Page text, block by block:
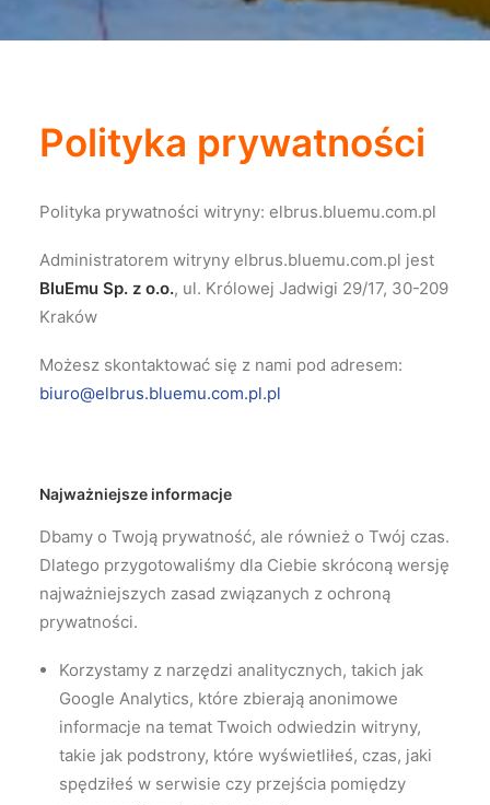
Polityka prywatności
Polityka prywatności witryny: elbrus.bluemu.com.pl
Administratorem witryny elbrus.bluemu.com.pl jest
BluEmu Sp. z o.o., ul. Królowej Jadwigi 29/17, 30-209
Kraków
Możesz skontaktować się z nami pod adresem:
biuro@elbrus.bluemu.com.pl.pl
Najważniejsze informacje
Dbamy o Twoją prywatność, ale również o Twój czas.
Dlatego przygotowaliśmy dla Ciebie skróconą wersję
najważniejszych zasad związanych z ochroną
prywatności.
Korzystamy z narzędzi analitycznych, takich jak
Google Analytics, które zbierają anonimowe
informacje na temat Twoich odwiedzin witryny,
takie jak podstrony, które wyświetliłeś, czas, jaki
spędziłeś w serwisie czy przejścia pomiędzy